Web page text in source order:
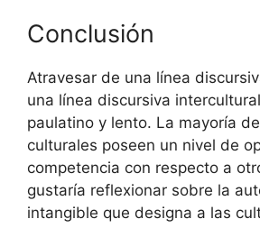
Conclusión
Atravesar de una línea
una línea discursiva
paulatino y lento. La mayoría
culturales poseen un nivel de
competencia con respecto a
gustaría reflexionar sobre la
intangible que designa a las